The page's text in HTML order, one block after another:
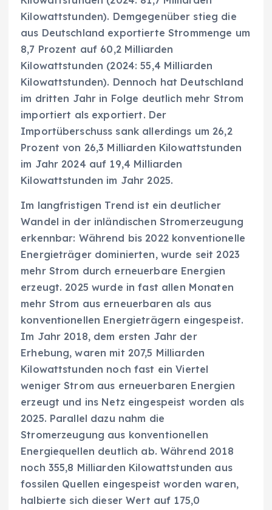
Kilowattstunden). Demgegenüber stieg die
aus Deutschland exportierte Strommenge um
8,7 Prozent auf 60,2 Milliarden
Kilowattstunden (2024: 55,4 Milliarden
Kilowattstunden). Dennoch hat Deutschland
im dritten Jahr in Folge deutlich mehr Strom
importiert als exportiert. Der
Importüberschuss sank allerdings um 26,2
Prozent von 26,3 Milliarden Kilowattstunden
im Jahr 2024 auf 19,4 Milliarden
Kilowattstunden im Jahr 2025.
Im langfristigen Trend ist ein deutlicher
Wandel in der inländischen Stromerzeugung
erkennbar: Während bis 2022 konventionelle
Energieträger dominierten, wurde seit 2023
mehr Strom durch erneuerbare Energien
erzeugt. 2025 wurde in fast allen Monaten
mehr Strom aus erneuerbaren als aus
konventionellen Energieträgern eingespeist.
Im Jahr 2018, dem ersten Jahr der
Erhebung, waren mit 207,5 Milliarden
Kilowattstunden noch fast ein Viertel
weniger Strom aus erneuerbaren Energien
erzeugt und ins Netz eingespeist worden als
2025. Parallel dazu nahm die
Stromerzeugung aus konventionellen
Energiequellen deutlich ab. Während 2018
noch 355,8 Milliarden Kilowattstunden aus
fossilen Quellen eingespeist worden waren,
halbierte sich dieser Wert auf 175,0